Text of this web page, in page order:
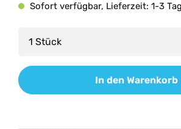
Sofort verfügbar, Lieferzeit: 1-3
Produkt Anzahl: Gib den
In den Warenkorb